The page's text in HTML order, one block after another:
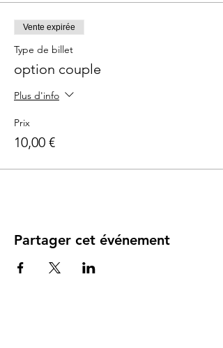
Vente expirée
Type de billet
option couple
Plus d'info
Prix
10,00 €
Partager cet événement